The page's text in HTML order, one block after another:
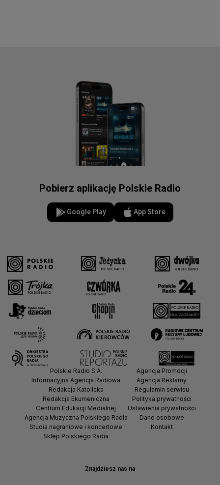
Pobierz aplikację Polskie Radio
Google Play App Store
Znajdziesz nas na
Polskie Radio S.A.
Informacyjna Agencja Radiowa
Redakcja Katolicka
Redakcja Ekumeniczna
Centrum Edukacji Medialnej
Agencja Muzyczna Polskiego Radia
Studia nagraniowe i koncertowe
Sklep Polskiego Radia
Agencja Promocji
Agencja Reklamy
Regulamin serwisu
Polityka prywatności
Ustawienia prywatności
Dane osobowe
Kontakt